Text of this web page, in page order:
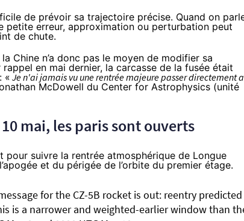
de prévoir sa trajectoire précise. Quand on
petite erreur, approximation ou perturbation peut
de chute.
Chine n’a donc pas le moyen de modifier sa
en mai dernier, la carcasse de la fusée était
«Je n'ai jamais vu une rentrée majeure passer directement
McDowell du Center for Astrophysics (unité
mai, les paris sont ouverts
suivre la rentrée atmosphérique de Longue
et du périgée de l’orbite du premier étage.
for the CZ-5B rocket is out: reentry predicted
is a narrower and weighted-earlier window than